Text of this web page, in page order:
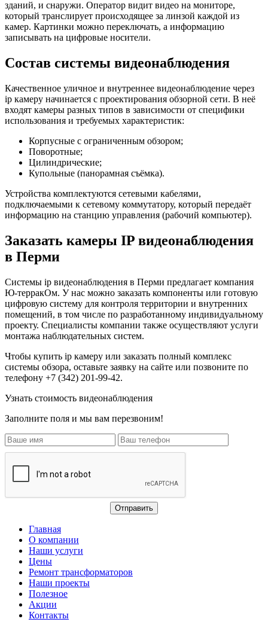
зданий, и снаружи. Оператор видит видео на мониторе,
который транслирует происходящее за линзой каждой из
камер. Картинки можно переключать, а информацию
записывать на цифровые носители.
Состав системы видеонаблюдения
Качественное уличное и внутреннее видеонаблюдение через
ip камеру начинается с проектирования обзорной сети. В неё
входят камеры разных типов в зависимости от специфики
использования и требуемых характеристик:
Корпусные с ограниченным обзором;
Поворотные;
Цилиндрические;
Купольные (панорамная съёмка).
Устройства комплектуются сетевыми кабелями,
подключаемыми к сетевому коммутатору, который передаёт
информацию на станцию управления (рабочий компьютер).
Заказать камеры IP видеонаблюдения
в Перми
Системы ip видеонаблюдения в Перми предлагает компания
Ю-терракОм. У нас можно заказать компоненты или готовую
цифровую систему для контроля территории и внутренних
помещений, в том числе по разработанному индивидуальному
проекту. Специалисты компании также осуществляют услуги
монтажа наблюдательных систем.
Чтобы купить ip камеру или заказать полный комплекс
системы обзора, оставьте заявку на сайте или позвоните по
телефону +7 (342) 201-99-42.
Узнать стоимость видеонаблюдения
Заполните поля и мы вам перезвоним!
Главная
О компании
Наши услуги
Цены
Ремонт трансформаторов
Наши проекты
Полезное
Акции
Контакты